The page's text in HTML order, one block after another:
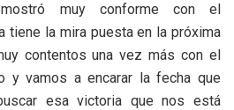
muy conforme con el
tiene la mira puesta en la próxima
contentos una vez más con el
y vamos a encarar la fecha que
esa victoria que nos está